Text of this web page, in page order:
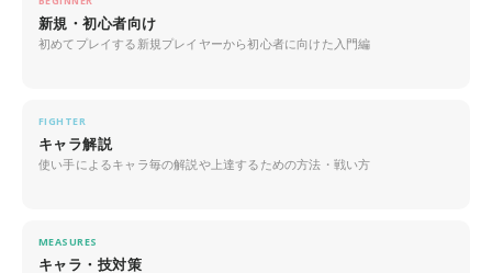
新規・初心者向け
初めてプレイする新規プレイヤーから初心者に向けた入門編
FIGHTER
キャラ解説
使い手によるキャラ毎の解説や上達するための方法・戦い方
MEASURES
キャラ・技対策